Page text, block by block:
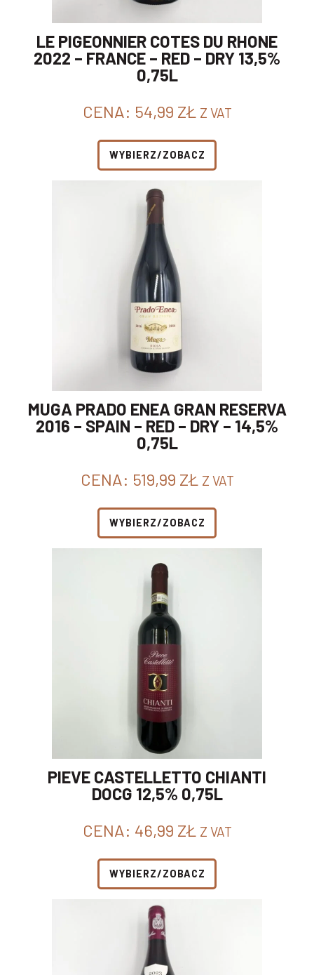
LE PIGEONNIER COTES DU RHONE
2022 – FRANCE – RED – DRY 13,5%
0,75L
CENA: 54,99 ZŁ Z VAT
WYBIERZ/ZOBACZ
MUGA PRADO ENEA GRAN RESERVA
2016 – SPAIN – RED – DRY – 14,5%
0,75L
CENA: 519,99 ZŁ Z VAT
WYBIERZ/ZOBACZ
PIEVE CASTELLETTO CHIANTI
DOCG 12,5% 0,75L
CENA: 46,99 ZŁ Z VAT
WYBIERZ/ZOBACZ